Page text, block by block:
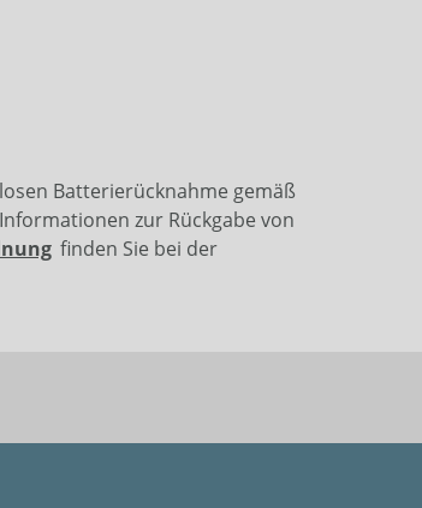
Batterierücknahme gemäß
zur Rückgabe von
finden Sie bei der